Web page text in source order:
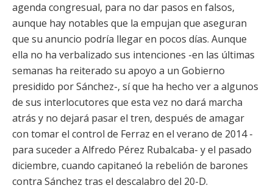
agenda congresual, para no dar pasos en falsos,
aunque hay notables que la empujan que aseguran
que su anuncio podría llegar en pocos días. Aunque
ella no ha verbalizado sus intenciones -en las últimas
semanas ha reiterado su apoyo a un Gobierno
presidido por Sánchez-, sí que ha hecho ver a algunos
de sus interlocutores que esta vez no dará marcha
atrás y no dejará pasar el tren, después de amagar
con tomar el control de Ferraz en el verano de 2014 -
para suceder a Alfredo Pérez Rubalcaba- y el pasado
diciembre, cuando capitaneó la rebelión de barones
contra Sánchez tras el descalabro del 20-D.